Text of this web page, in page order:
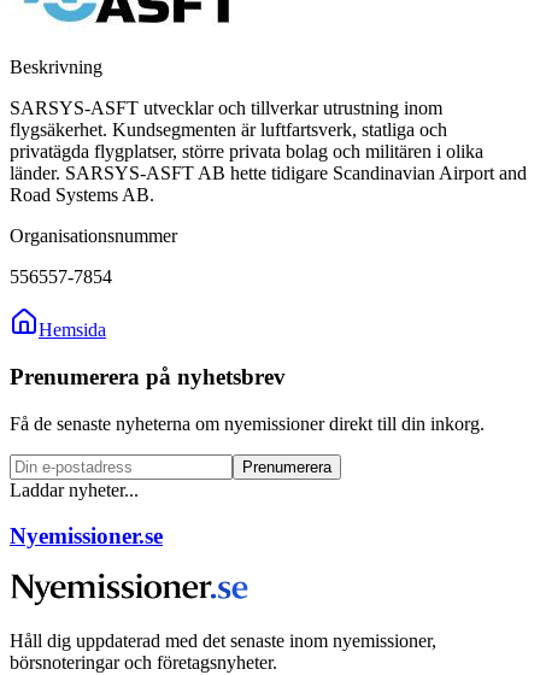
Beskrivning
SARSYS-ASFT utvecklar och tillverkar utrustning inom
flygsäkerhet. Kundsegmenten är luftfartsverk, statliga och
privatägda flygplatser, större privata bolag och militären i olika
länder. SARSYS-ASFT AB hette tidigare Scandinavian Airport and
Road Systems AB.
Organisationsnummer
556557-7854
Hemsida
Prenumerera på nyhetsbrev
Få de senaste nyheterna om nyemissioner direkt till din inkorg.
Prenumerera
Laddar nyheter...
Nyemissioner.se
Håll dig uppdaterad med det senaste inom nyemissioner,
börsnoteringar och företagsnyheter.